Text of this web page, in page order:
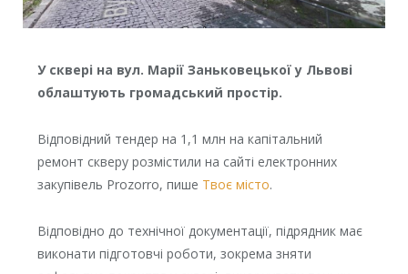
У сквері на вул. Марії Заньковецької у Львові
облаштують громадський простір.
Відповідний тендер на 1,1 млн на капітальний
ремонт скверу розмістили на сайті електронних
закупівель Prozorro, пише Твоє місто.
Відповідно до технічної документації, підрядник має
виконати підготовчі роботи, зокрема зняти